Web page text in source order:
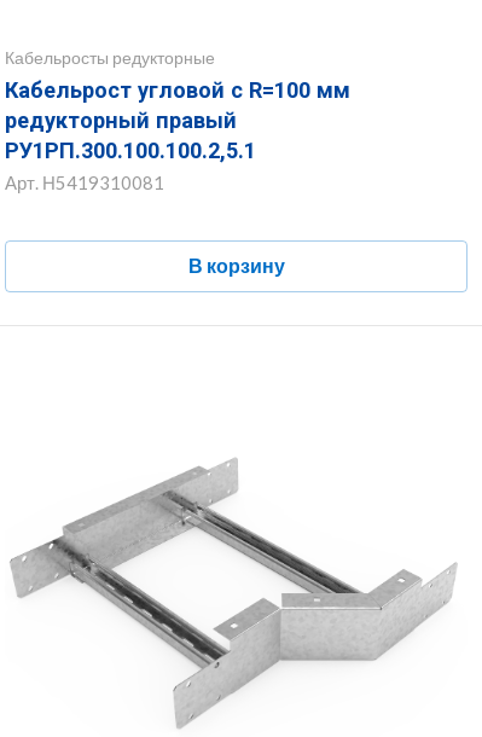
Кабельросты редукторные
Кабельрост угловой с R=100 мм
редукторный правый
РУ1РП.300.100.100.2,5.1
Арт. Н5419310081
В корзину